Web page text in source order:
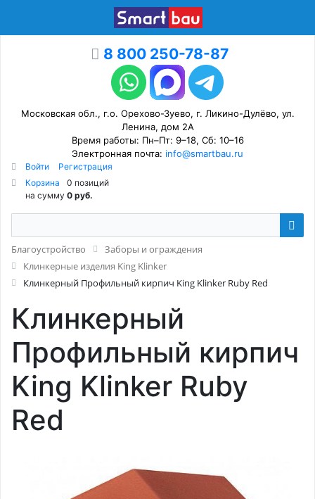
8 800 250-78-87
Московская обл., г.о. Орехово-Зуево, г. Ликино-Дулёво, ул.
Ленина, дом 2А
Время работы: Пн–Пт: 9–18, Сб: 10–16
Электронная почта: info@smartbau.ru
Войти
Регистрация
Корзина
0 позиций
на сумму 0 руб.
Благоустройство
Заборы и ограждения
Клинкерные изделия King Klinker
Клинкерный Профильный кирпич King Klinker Ruby Red
Клинкерный
Профильный кирпич
King Klinker Ruby
Red